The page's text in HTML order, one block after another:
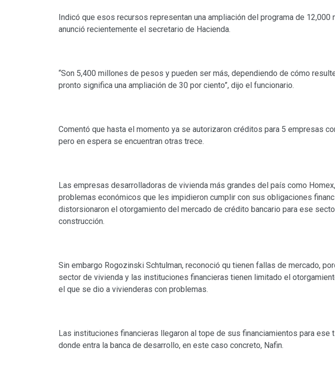
Indicó que esos recursos representan una ampliación del programa de
anunció recientemente el secretario de Hacienda.
“Son 5,400 millones de pesos y pueden ser más, dependiendo de cómo
pronto significa una ampliación de 30 por ciento”, dijo el funcionario.
Comentó que hasta el momento ya se autorizaron créditos para 5 empresas
pero en espera se encuentran otras trece.
Las empresas desarrolladoras de vivienda más grandes del país como
problemas económicos que les impidieron cumplir con sus obligaciones
distorsionaron el otorgamiento del mercado de crédito bancario para ese
construcción.
Sin embargo Rogozinski Schtulman, reconoció qu tienen fallas de mercado,
sector de vivienda y las instituciones financieras tienen limitado el
el que se dio a vivienderas con problemas.
Las instituciones financieras llegaron al tope de sus financiamientos para ese
donde entra la banca de desarrollo, en este caso concreto, Nafin.